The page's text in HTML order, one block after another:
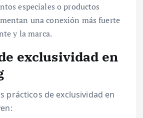
especiales o productos
una conexión más fuerte
y la marca.
exclusividad en
prácticos de exclusividad en